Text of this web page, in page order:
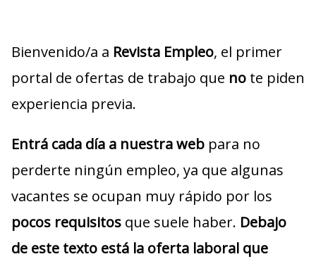
Bienvenido/a a Revista Empleo, el primer
portal de ofertas de trabajo que no te piden
experiencia previa.
Entrá cada día a nuestra web para no
perderte ningún empleo, ya que algunas
vacantes se ocupan muy rápido por los
pocos requisitos que suele haber. Debajo
de este texto está la oferta laboral que